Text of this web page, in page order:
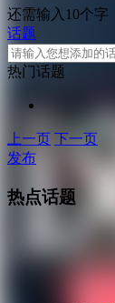
还需输入10个字
话题
热门话题
上一页 下一页
发布
热点话题